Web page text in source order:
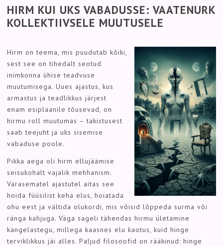
HIRM KUI UKS VABADUSSE: VAATENURK
KOLLEKTIIVSELE MUUTUSELE
Hirm on teema, mis puudutab kõiki,
sest see on tihedalt seotud
inimkonna ühise teadvuse
muutumisega. Uues ajastus, kus
armastus ja teadlikkus järjest
enam esiplaanile tõusevad, on
hirmu roll muutumas – takistusest
saab teejuht ja uks sisemise
vabaduse poole.
Pikka aega oli hirm ellujäämise
seisukohalt vajalik mehhanism.
Varasematel ajastutel aitas see
hoida füüsilist keha elus, hoiatada
ohu eest ja vältida olukordi, mis võisid lõppeda surma või
ränga kahjuga. Väga sageli tähendas hirmu ületamine
kangelastegu, millega kaasnes elu kaotus, kuid hinge
terviklikkus jäi alles. Paljud filosoofid on rääkinud: hinge